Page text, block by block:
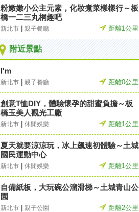
粉嫩嫩小公主元素，化妝煮菜樣樣行～板
橋一二三丸桐趣吧
新北市 親子餐廳 距離1公里
附近景點
I'm
新北市 親子餐廳 距離0公里
創意T恤DIY，體驗懷孕的甜蜜負擔～板
橋玉美人觀光工廠
新北市 休閒娛樂 距離1公里
夏天就要涼涼玩，冰上飆速初體驗～土城
國民運動中心
新北市 休閒娛樂 距離1公里
自備紙板，大玩碗公溜滑梯～土城青山公
園
新北市 親子公園 距離2公里